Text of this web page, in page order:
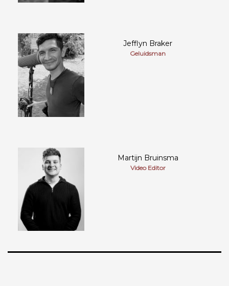
Jefflyn Braker
Geluidsman
Martijn Bruinsma
Video Editor